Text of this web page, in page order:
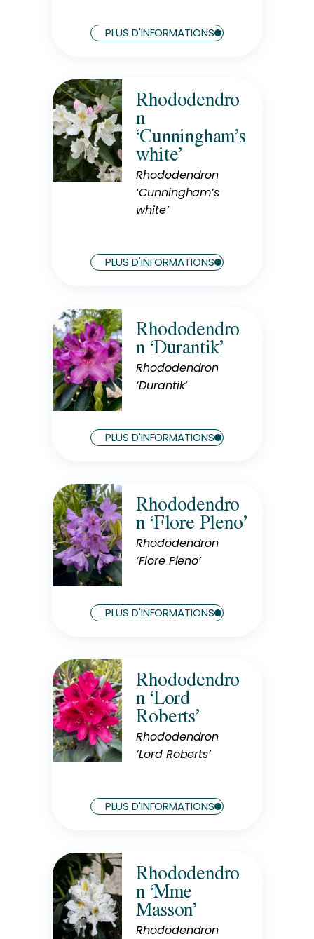
PLUS D'INFORMATIONS
Rusticité
Rustique
Rhododendro
n
‘Cunningham’s
white’
Rhododendron
‘Cunningham’s
white’
PLUS D'INFORMATIONS
Rusticité
Rustique
Exposition
Mi-Ombre
Rhododendro
n ‘Durantik’
Rhododendron
‘Durantik’
PLUS D'INFORMATIONS
Rusticité
Rustique
Exposition
Mi-Ombre
Rhododendro
n ‘Flore Pleno’
Rhododendron
‘Flore Pleno’
PLUS D'INFORMATIONS
Rusticité
Rustique
Exposition
Mi-Ombre
Rhododendro
n ‘Lord
Roberts’
Rhododendron
‘Lord Roberts’
PLUS D'INFORMATIONS
Rusticité
Rustique
Rhododendro
n ‘Mme
Masson’
Rhododendron